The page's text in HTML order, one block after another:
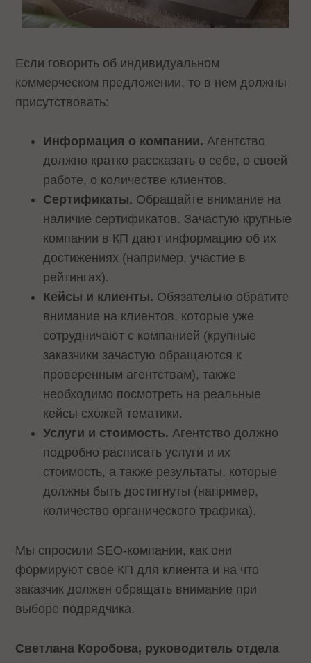
Если говорить об индивидуальном
коммерческом предложении, то в нем должны
присутствовать:
Информация о компании. Агентство
должно кратко рассказать о себе, о своей
работе, о количестве клиентов.
Сертификаты. Обращайте внимание на
наличие сертификатов. Зачастую крупные
компании в КП дают информацию об их
достижениях (например, участие в
рейтингах).
Кейсы и клиенты. Обязательно обратите
внимание на клиентов, которые уже
сотрудничают с компанией (крупные
заказчики зачастую обращаются к
проверенным агентствам), также
необходимо посмотреть на реальные
кейсы схожей тематики.
Услуги и стоимость. Агентство должно
подробно расписать услуги и их
стоимость, а также результаты, которые
должны быть достигнуты (например,
количество органического трафика).
Мы спросили SEO-компании, как они
формируют свое КП для клиента и на что
заказчик должен обращать внимание при
выборе подрядчика.
Светлана Коробова, руководитель отдела